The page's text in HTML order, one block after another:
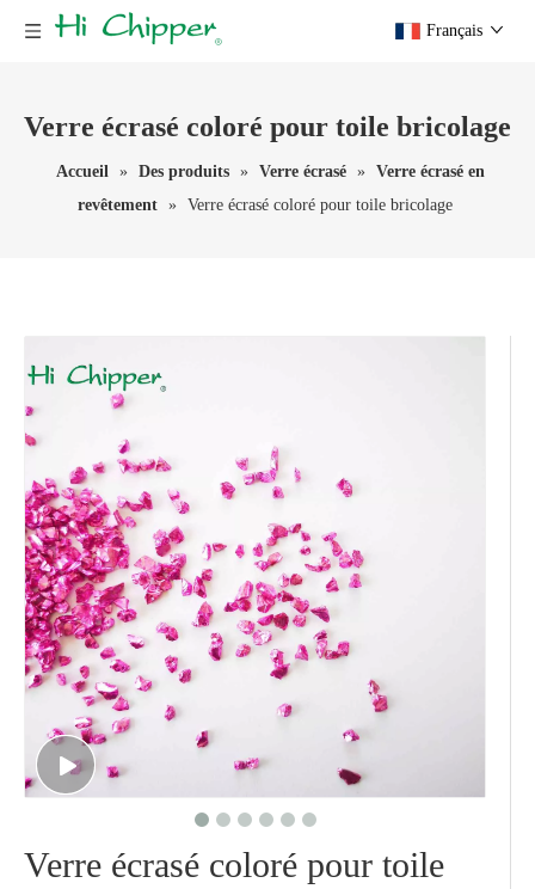
Français
Verre écrasé coloré pour toile bricolage
Accueil » Des produits » Verre écrasé » Verre écrasé en
revêtement
» Verre écrasé coloré pour toile bricolage
Verre écrasé coloré pour toile